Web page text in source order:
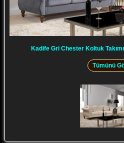
Kadife Gri Chester Koltuk
Tümünü